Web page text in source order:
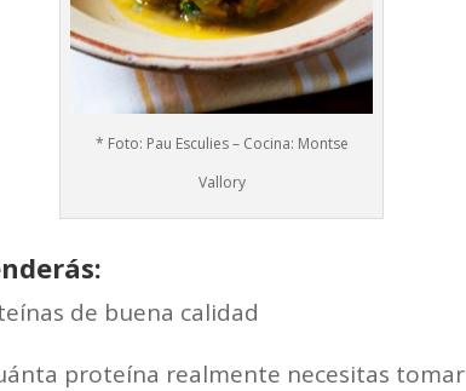
* Foto: Pau Esculies – Cocina: Montse
Vallory
:
de buena calidad
proteína realmente necesitas tomar